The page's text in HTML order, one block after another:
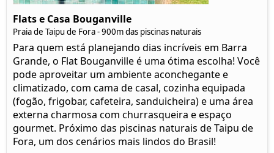
Flats e Casa Bouganville
Praia de Taipu de Fora - 900m das piscinas naturais
Para quem está planejando dias incríveis em Barra
Grande, o Flat Bouganville é uma ótima escolha! Você
pode aproveitar um ambiente aconchegante e
climatizado, com cama de casal, cozinha equipada
(fogão, frigobar, cafeteira, sanduicheira) e uma área
externa charmosa com churrasqueira e espaço
gourmet. Próximo das piscinas naturais de Taipu de
Fora, um dos cenários mais lindos do Brasil!